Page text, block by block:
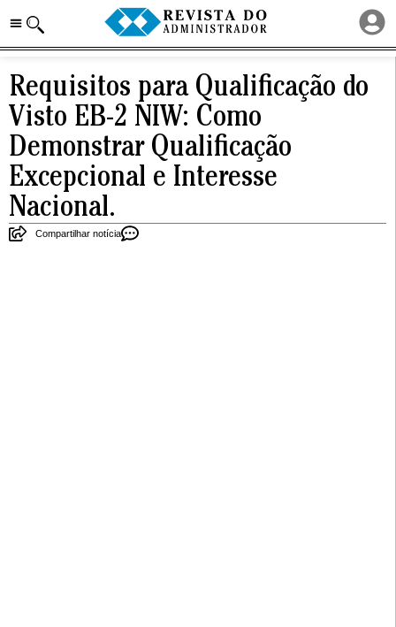
Requisitos para Qualificação do
Visto EB-2 NIW: Como
Demonstrar Qualificação
Excepcional e Interesse
Nacional.
Compartilhar notícia